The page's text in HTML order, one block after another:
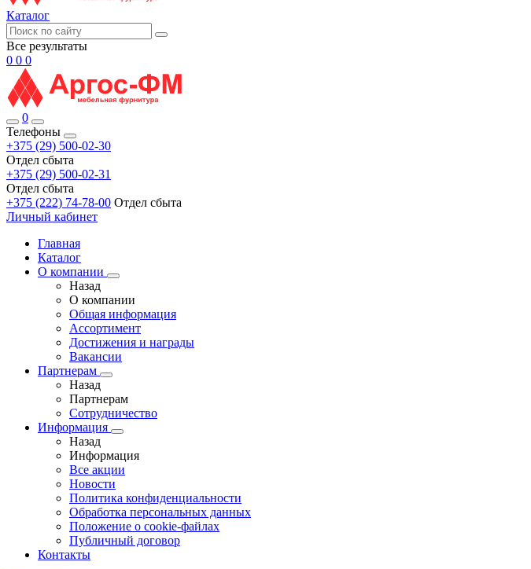
Каталог
Все результаты
0 0 0
0
Телефоны
+375 (29) 500-02-30
Отдел сбыта
+375 (29) 500-02-31
Отдел сбыта
+375 (222) 74-78-00 Отдел сбыта
Личный кабинет
Главная
Каталог
О компании
Назад
О компании
Общая информация
Ассортимент
Достижения и награды
Вакансии
Партнерам
Назад
Партнерам
Сотрудничество
Информация
Назад
Информация
Все акции
Новости
Политика конфиденциальности
Обработка персональных данных
Положение о cookie-файлах
Публичный договор
Контакты